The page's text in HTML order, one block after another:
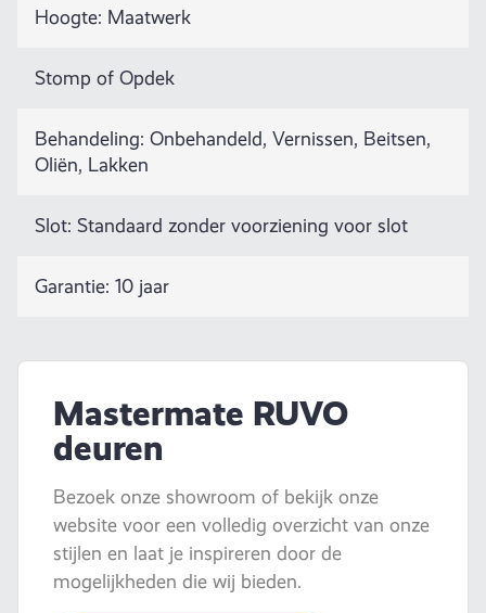
Hoogte: Maatwerk
Stomp of Opdek
Behandeling: Onbehandeld, Vernissen, Beitsen,
Oliën, Lakken
Slot: Standaard zonder voorziening voor slot
Garantie: 10 jaar
Mastermate RUVO
deuren
Bezoek onze showroom of bekijk onze
website voor een volledig overzicht van onze
stijlen en laat je inspireren door de
mogelijkheden die wij bieden.